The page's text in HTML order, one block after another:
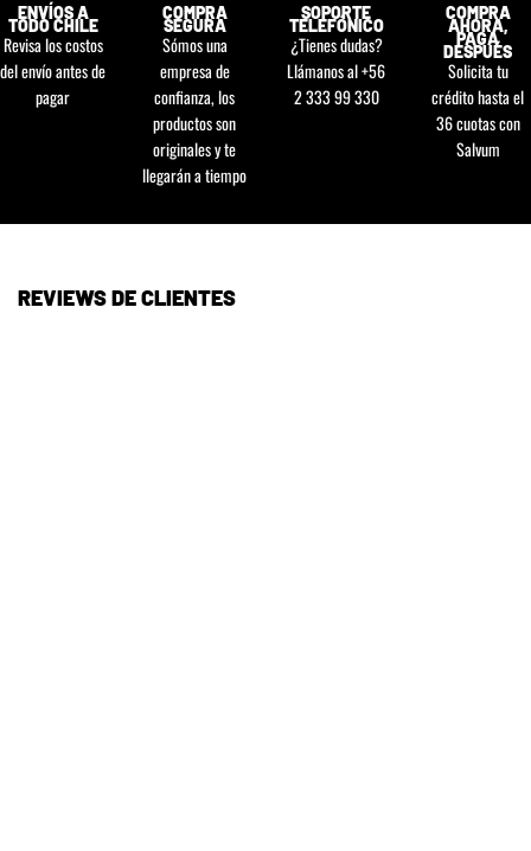
ENVÍOS A
TODO CHILE
Revisa los costos
del envío antes de
pagar
COMPRA
SEGURA
Sómos una
empresa de
confianza, los
productos son
originales y te
llegarán a tiempo
SOPORTE
TELEFÓNICO
¿Tienes dudas?
Llámanos al +56
2 333 99 330
COMPRA
AHORA,
PAGA
DESPUÉS
Solicita tu
crédito hasta el
36 cuotas con
Salvum
REVIEWS DE CLIENTES